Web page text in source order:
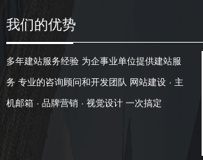
我们的优势
多年建站服务经验为企事业单位提供建站服
务专业的咨询顾问和开发团队 网站建设 · 主
机邮箱 · 品牌营销 · 视觉设计一次搞定